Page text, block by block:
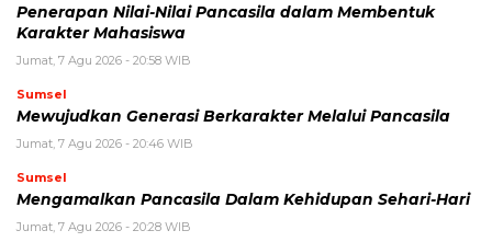
Penerapan Nilai-Nilai Pancasila dalam Membentuk
Karakter Mahasiswa
Jumat, 7 Agu 2026 - 20:58 WIB
Sumsel
Mewujudkan Generasi Berkarakter Melalui Pancasila
Jumat, 7 Agu 2026 - 20:46 WIB
Sumsel
Mengamalkan Pancasila Dalam Kehidupan Sehari-Hari
Jumat, 7 Agu 2026 - 20:28 WIB